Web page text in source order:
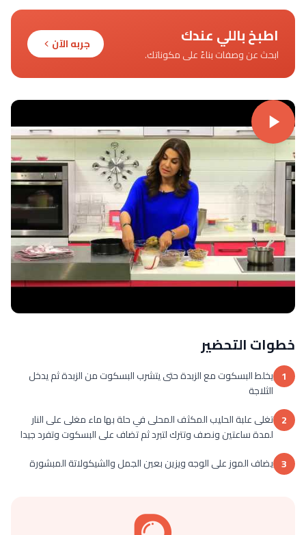
اطبخ باللي عندك
ابحث عن وصفات بناءً على مكوناتك.
جربه الآن
خطوات التحضير
1 يخلط البسكوت مع الزبدة حتى يتشرب البسكوت من الزبدة ثم يدخل
الثلاجة
2 تغلى علبة الحليب المكثف المحلى في حلة بها ماء مغلى على النار
لمدة ساعتين ونصف وتترك لتبرد ثم تضاف على البسكوت وتفرد جيدا
3 يضاف الموز على الوجه ويزين بعين الجمل والشيكولاتة المبشورة